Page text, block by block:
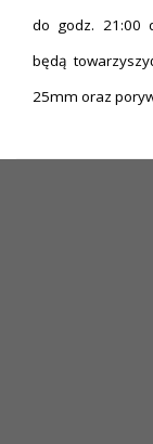
do godz. 21:00
będą
25mm oraz